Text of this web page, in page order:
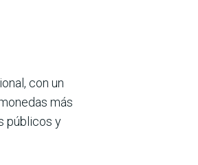
con un
más
públicos y